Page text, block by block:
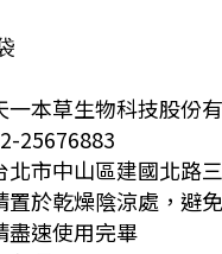
一本草生物科技股份
25676883
北市中山區建國北路
置於乾燥陰涼處，避
盡速使用完畢